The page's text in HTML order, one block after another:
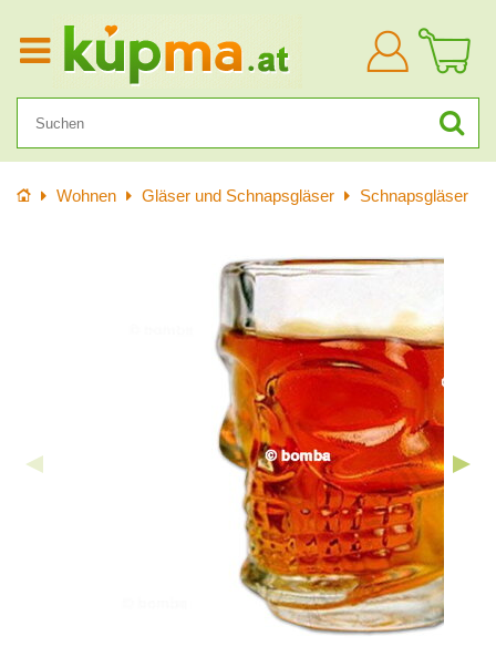
Anmelden
StartseiteWohnen Gläser und Schnapsgläser Schnapsgläser